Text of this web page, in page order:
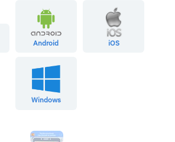
Android iOS
Windows